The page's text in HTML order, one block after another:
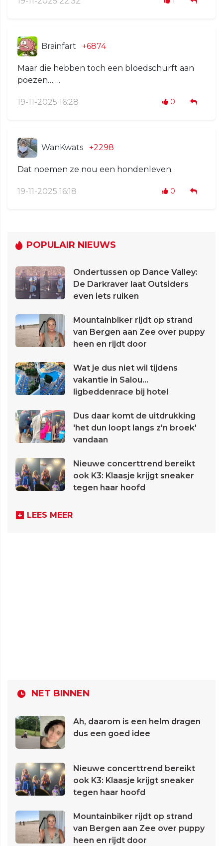
Brainfart +6874
Maar die hebben toch een bloedschurft aan
poezen…….
19-11-2025 16:28 0
WanKwats +2298
Dat noemen ze nou een hondenleven.
19-11-2025 16:18 0
POPULAIR NIEUWS
Ondertussen op Dance Valley:
De Darkraver laat Outsiders
even iets ruiken
Mountainbiker rijdt op strand
van Bergen aan Zee over puppy
heen en rijdt door
Wat je dus niet wil tijdens
vakantie in Salou...
ligbeddenrace bij hotel
Dus daar komt de uitdrukking
'het dun loopt langs z'n broek'
vandaan
Nieuwe concerttrend bereikt
ook K3: Klaasje krijgt sneaker
tegen haar hoofd
LEES MEER
NET BINNEN
Ah, daarom is een helm dragen
dus een goed idee
Nieuwe concerttrend bereikt
ook K3: Klaasje krijgt sneaker
tegen haar hoofd
Mountainbiker rijdt op strand
van Bergen aan Zee over puppy
heen en rijdt door